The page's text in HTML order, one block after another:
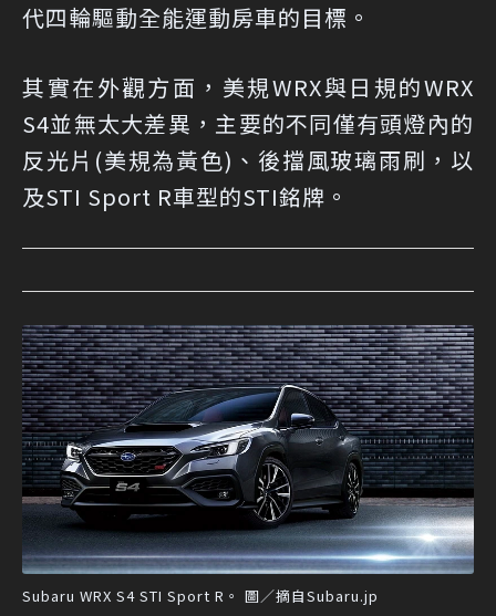
代四輪驅動全能運動房車的目標。
其實在外觀方面，美規WRX與日規的WRX
S4並無太大差異，主要的不同僅有頭燈內的
反光片(美規為黃色)、後擋風玻璃雨刷，以
及STI Sport R車型的STI銘牌。
Subaru WRX S4 STI Sport R。 圖／摘自Subaru.jp